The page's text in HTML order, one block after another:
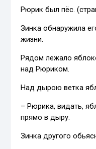
Рюрик был пёс.
Зинка обнаружила
жизни.
Рядом лежало
над Рюриком.
Над дырою ветка
– Рюрика, видать,
прямо в дыру.
Зинка другого